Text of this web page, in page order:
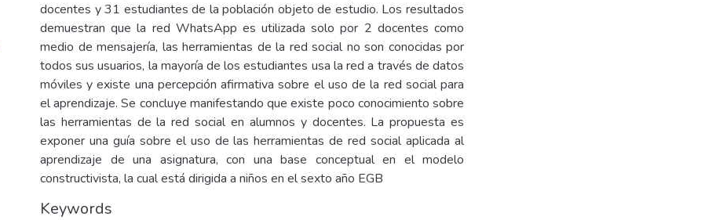
docentes y 31 estudiantes de la población objeto de estudio. Los resultados
demuestran que la red WhatsApp es utilizada solo por 2 docentes como
medio de mensajería, las herramientas de la red social no son conocidas por
todos sus usuarios, la mayoría de los estudiantes usa la red a través de datos
móviles y existe una percepción afirmativa sobre el uso de la red social para
el aprendizaje. Se concluye manifestando que existe poco conocimiento sobre
las herramientas de la red social en alumnos y docentes. La propuesta es
exponer una guía sobre el uso de las herramientas de red social aplicada al
aprendizaje de una asignatura, con una base conceptual en el modelo
constructivista, la cual está dirigida a niños en el sexto año EGB
Keywords